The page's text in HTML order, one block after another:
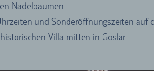
Nadelbäumen
und Sonderöffnungszeiten auf
Villa mitten in Goslar